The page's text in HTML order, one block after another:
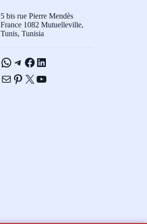
5 bis rue Pierre Mendès
France 1082 Mutuelleville,
Tunis, Tunisia
WhatsApp
Telegram
Facebook
LinkedIn
E-mailPinterest
X YouTube